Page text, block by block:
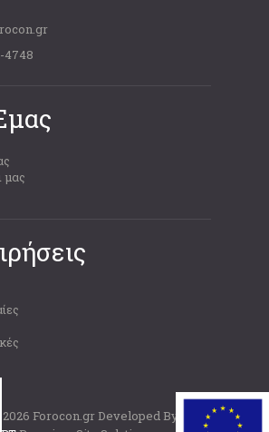
4748
μας
Forocon.gr Developed By